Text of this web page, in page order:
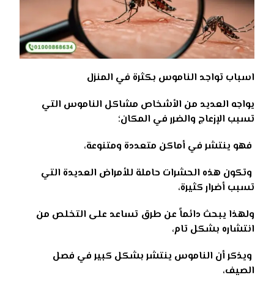
اسباب تواجد الناموس بكثرة في المنزل
يواجه العديد من الأشخاص مشاكل الناموس التي
تسبب الإزعاج والضرر في المكان؛
فهو ينتشر في أماكن متعددة ومتنوعة،
وتكون هذه الحشرات حاملة للأمراض العديدة التي
تسبب أضرار كثيرة،
ولهذا يبحث دائماً عن طرق تساعد على التخلص من
انتشاره بشكل تام،
ويذكر أن الناموس ينتشر بشكل كبير في فصل
الصيف،